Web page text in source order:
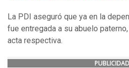
La PDI aseguró que ya en la
fue entregada a su abuelo
acta respectiva.
PUBLICIDAD